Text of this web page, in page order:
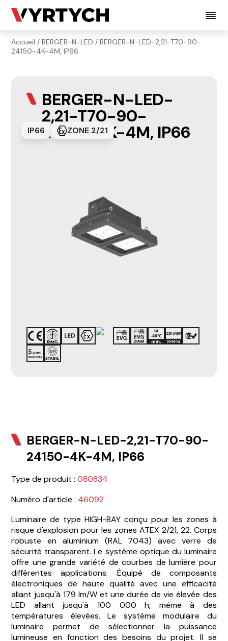
Accueil /BERGER-N-LED / BERGER-N-LED-2,21-T70-90-
24150-4K-4M, IP66
BERGER-N-LED-
2,21-T70-90-
24150-4K-4M, IP66
IP66 ZONE 2/21
BERGER-N-LED-2,21-T70-90-
24150-4K-4M, IP66
Type de produit :080834
Numéro d'article : 46092
Luminaire de type HIGH-BAY conçu pour les zones à
risque d'explosion pour les zones ATEX 2/21, 22. Corps
robuste en aluminium (RAL 7043) avec verre de
sécurité transparent. Le système optique du luminaire
offre une grande variété de courbes de lumière pour
différentes applications. Équipé de composants
électroniques de haute qualité avec une efficacité
allant jusqu'à 179 lm/W et une durée de vie élevée des
LED allant jusqu'à 100 000 h, même à des
températures élevées. Le système modulaire du
luminaire permet de sélectionner la puissance
lumineuse en fonction des besoins du projet. Il se